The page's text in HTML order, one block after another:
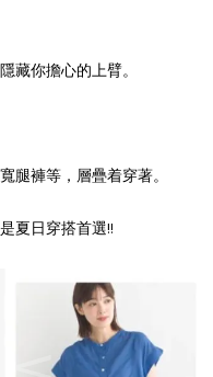
藏你擔心的上臂。
腿褲等，層疊着穿著。
夏日穿搭首選!!